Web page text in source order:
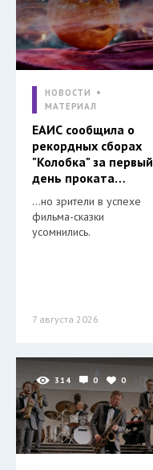
НОВОСТИ
МАТЕРИАЛ
ЕАИС сообщила о
рекордных сборах
"Колобка" за первый
день проката…
…но зрители в успехе
фильма-сказки
усомнились.
7 августа 2026
314 0 0